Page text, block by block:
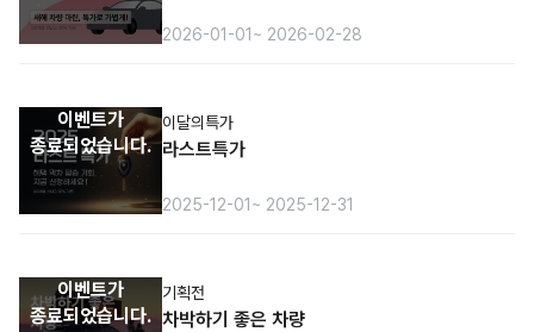
2026-01-01 ~ 2026-02-28
이벤트가
종료되었습니다.
이달의특가
라스트특가
2025-12-01 ~ 2025-12-31
이벤트가
종료되었습니다.
기획전
차박하기 좋은 차량